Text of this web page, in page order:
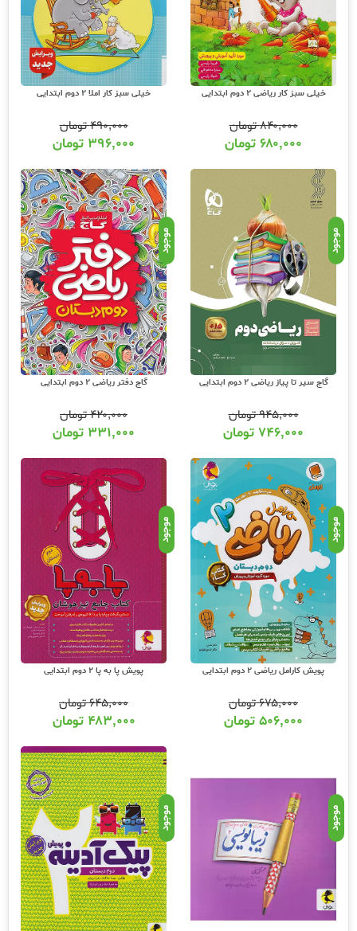
خیلی سبز کار ریاضی 2 دوم ابتدایی
۸۴۰,۰۰۰تومان
۶۸۰,۰۰۰ تومان
خیلی سبز کار املا 2 دوم ابتدایی
۴۹۰,۰۰۰تومان
۳۹۶,۰۰۰ تومان
موجود
گاج سیر تا پیاز ریاضی 2 دوم ابتدایی
۹۴۵,۰۰۰تومان
۷۴۶,۰۰۰ تومان
موجود
گاج دفتر ریاضی 2 دوم ابتدایی
۴۲۰,۰۰۰تومان
۳۳۱,۰۰۰ تومان
موجود
پویش کارامل ریاضی 2 دوم ابتدایی
۶۷۵,۰۰۰تومان
۵۰۶,۰۰۰ تومان
موجود
پویش پا به پا 2 دوم ابتدایی
۶۴۵,۰۰۰تومان
۴۸۳,۰۰۰ تومان
موجود موجود